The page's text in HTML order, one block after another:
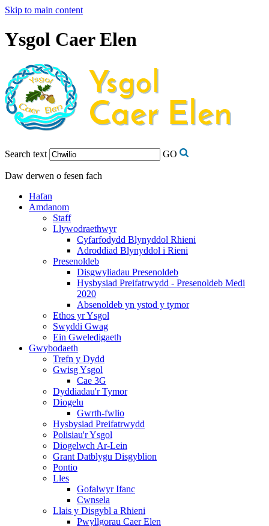
Skip to main content
Ysgol Caer Elen
Search text GO
Daw derwen o fesen fach
Hafan
Amdanom
Staff
Llywodraethwyr
Cyfarfodydd Blynyddol Rhieni
Adroddiad Blynyddol i Rieni
Presenoldeb
Disgwyliadau Presenoldeb
Hysbysiad Preifatrwydd - Presenoldeb Medi
2020
Absenoldeb yn ystod y tymor
Ethos yr Ysgol
Swyddi Gwag
Ein Gweledigaeth
Gwybodaeth
Trefn y Dydd
Gwisg Ysgol
Cae 3G
Dyddiadau'r Tymor
Diogelu
Gwrth-fwlio
Hysbysiad Preifatrwydd
Polisiau'r Ysgol
Diogelwch Ar-Lein
Grant Datblygu Disgyblion
Pontio
Lles
Gofalwyr Ifanc
Cwnsela
Llais y Disgybl a Rhieni
Pwyllgorau Caer Elen